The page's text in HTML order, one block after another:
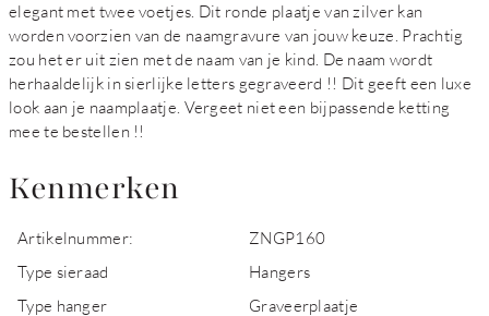
elegant met twee voetjes. Dit ronde plaatje van zilver kan
worden voorzien van de naamgravure van jouw keuze. Prachtig
zou het er uit zien met de naam van je kind. De naam wordt
herhaaldelijk in sierlijke letters gegraveerd !! Dit geeft een luxe
look aan je naamplaatje. Vergeet niet een bijpassende ketting
mee te bestellen !!
Kenmerken
Artikelnummer:
ZNGP160
Type sieraad
Hangers
Type hanger
Graveerplaatje